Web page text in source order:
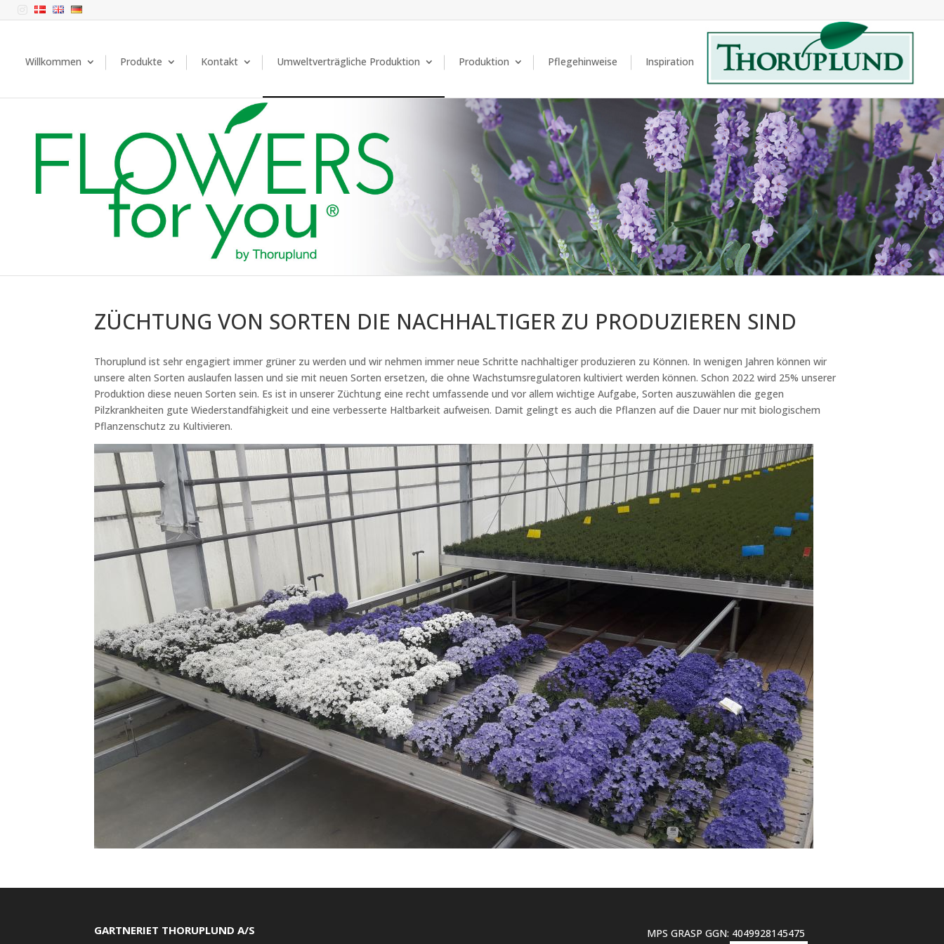
Willkommen Produkte Kontakt Umweltverträgliche Produktion Produktion Pflegehinweise Inspiration
ZÜCHTUNG VON SORTEN DIE NACHHALTIGER ZU PRODUZIEREN SIND
Thoruplund ist sehr engagiert immer grüner zu werden und wir nehmen immer neue Schritte nachhaltiger produzieren zu Können. In wenigen Jahren können wir
unsere alten Sorten auslaufen lassen und sie mit neuen Sorten ersetzen, die ohne Wachstumsregulatoren kultiviert werden können. Schon 2022 wird 25% unserer
Produktion diese neuen Sorten sein. Es ist in unserer Züchtung eine recht umfassende und vor allem wichtige Aufgabe, Sorten auszuwählen die gegen
Pilzkrankheiten gute Wiederstandfähigkeit und eine verbesserte Haltbarkeit aufweisen. Damit gelingt es auch die Pflanzen auf die Dauer nur mit biologischem
Pflanzenschutz zu Kultivieren.
GARTNERIET THORUPLUND A/S MPS GRASP GGN: 4049928145475